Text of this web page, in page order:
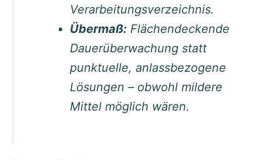
Verarbeitungsverzeichnis.
Übermaß: Flächendeckende
Dauerüberwachung statt
punktuelle, anlassbezogene
Lösungen – obwohl mildere
Mittel möglich wären.